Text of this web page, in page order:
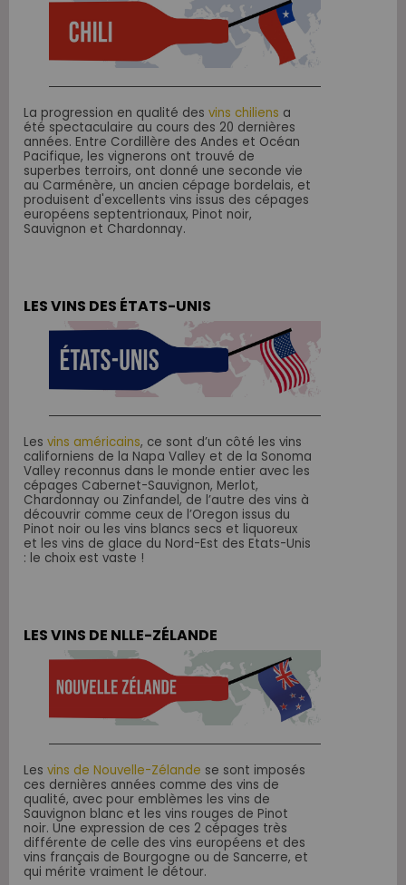
La progression en qualité des vins chiliens a
été spectaculaire au cours des 20 dernières
années. Entre Cordillère des Andes et Océan
Pacifique, les vignerons ont trouvé de
superbes terroirs, ont donné une seconde vie
au Carménère, un ancien cépage bordelais, et
produisent d'excellents vins issus des cépages
européens septentrionaux, Pinot noir,
Sauvignon et Chardonnay.
LES VINS DES ÉTATS-UNIS
Les vins américains, ce sont d’un côté les vins
californiens de la Napa Valley et de la Sonoma
Valley reconnus dans le monde entier avec les
cépages Cabernet-Sauvignon, Merlot,
Chardonnay ou Zinfandel, de l’autre des vins à
découvrir comme ceux de l’Oregon issus du
Pinot noir ou les vins blancs secs et liquoreux
et les vins de glace du Nord-Est des Etats-Unis
: le choix est vaste !
LES VINS DE NLLE-ZÉLANDE
Les vins de Nouvelle-Zélande se sont imposés
ces dernières années comme des vins de
qualité, avec pour emblèmes les vins de
Sauvignon blanc et les vins rouges de Pinot
noir. Une expression de ces 2 cépages très
différente de celle des vins européens et des
vins français de Bourgogne ou de Sancerre, et
qui mérite vraiment le détour.